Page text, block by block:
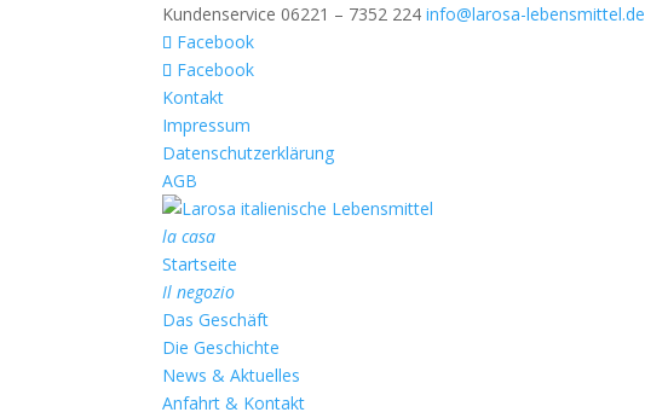
Kundenservice 06221 – 7352 224 info@larosa-lebensmittel.de
Facebook
Facebook
Kontakt
Impressum
Datenschutzerklärung
AGB
la casa
Startseite
Il negozio
Das Geschäft
Die Geschichte
News & Aktuelles
Anfahrt & Kontakt